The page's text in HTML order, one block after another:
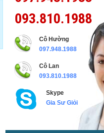
093.810.1988
Cô Hường
097.948.1988
Cô Lan
093.810.1988
Skype
Gia Sư Giỏi